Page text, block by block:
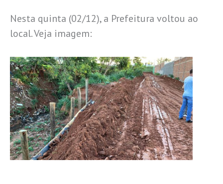
Nesta quinta (02/12), a Prefeitura voltou ao
local. Veja imagem: